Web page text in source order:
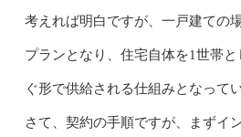
考えれば明白ですが、一戸建ての
プランとなり、住宅自体を1世帯
ぐ形で供給される仕組みとなってい
さて、契約の手順ですが、まずイ